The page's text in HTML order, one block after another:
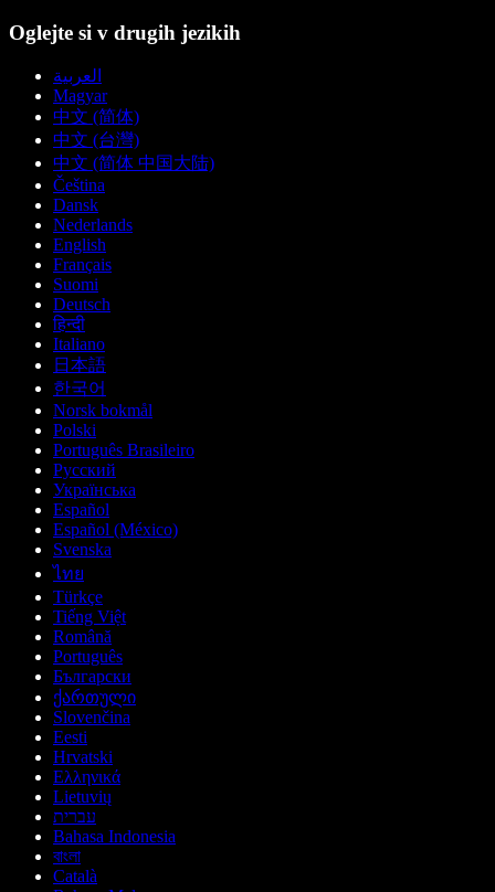
Oglejte si v drugih jezikih
العربية
Magyar
中文 (简体)
中文 (台灣)
中文 (简体 中国大陆)
Čeština
Dansk
Nederlands
English
Français
Suomi
Deutsch
हिन्दी
Italiano
日本語
한국어
Norsk bokmål
Polski
Português Brasileiro
Русский
Українська
Español
Español (México)
Svenska
ไทย
Türkçe
Tiếng Việt
Română
Português
Български
ქართული
Slovenčina
Eesti
Hrvatski
Ελληνικά
Lietuvių
עברית
Bahasa Indonesia
বাংলা
Català